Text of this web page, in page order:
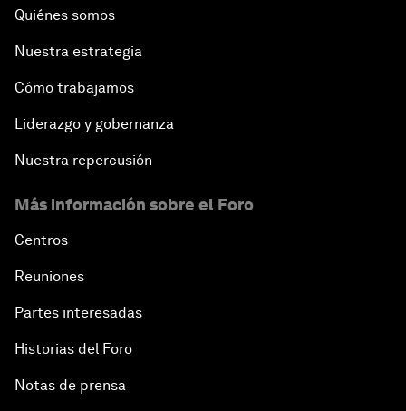
Quiénes somos
Nuestra estrategia
Cómo trabajamos
Liderazgo y gobernanza
Nuestra repercusión
Más información sobre el Foro
Centros
Reuniones
Partes interesadas
Historias del Foro
Notas de prensa